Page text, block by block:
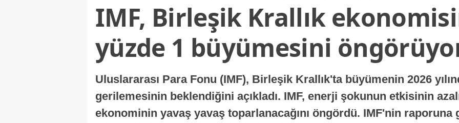
IMF, Birleşik Krallık
yüzde 1 büyümesini
Uluslararası Para Fonu (IMF), Birleşik Krallık'ta büyümenin 2026
gerilemesinin beklendiğini açıkladı. IMF, enerji şokunun etkisinin
ekonominin yavaş yavaş toparlanacağını öngördü. IMF'nin raporuna